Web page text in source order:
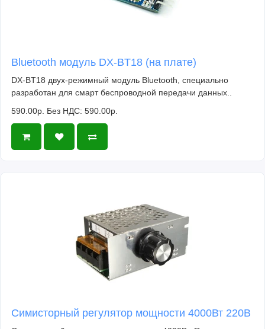
Bluetooth модуль DX-BT18 (на плате)
DX-BT18 двух-режимный модуль Bluetooth, специально
разработан для смарт беспроводной передачи данных..
590.00р. Без НДС: 590.00р.
Симисторный регулятор мощности 4000Вт 220В